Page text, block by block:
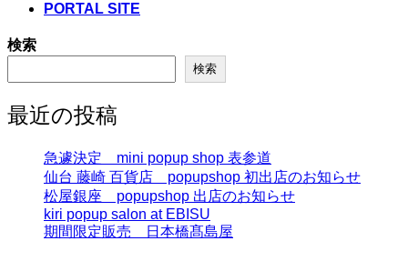
PORTAL SITE
検索
検索
最近の投稿
急遽決定 mini popup shop 表参道
仙台 藤崎 百貨店 popupshop 初出店のお知らせ
松屋銀座 popupshop 出店のお知らせ
kiri popup salon at EBISU
期間限定販売 日本橋髙島屋